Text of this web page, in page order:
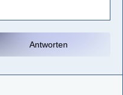
Antworten